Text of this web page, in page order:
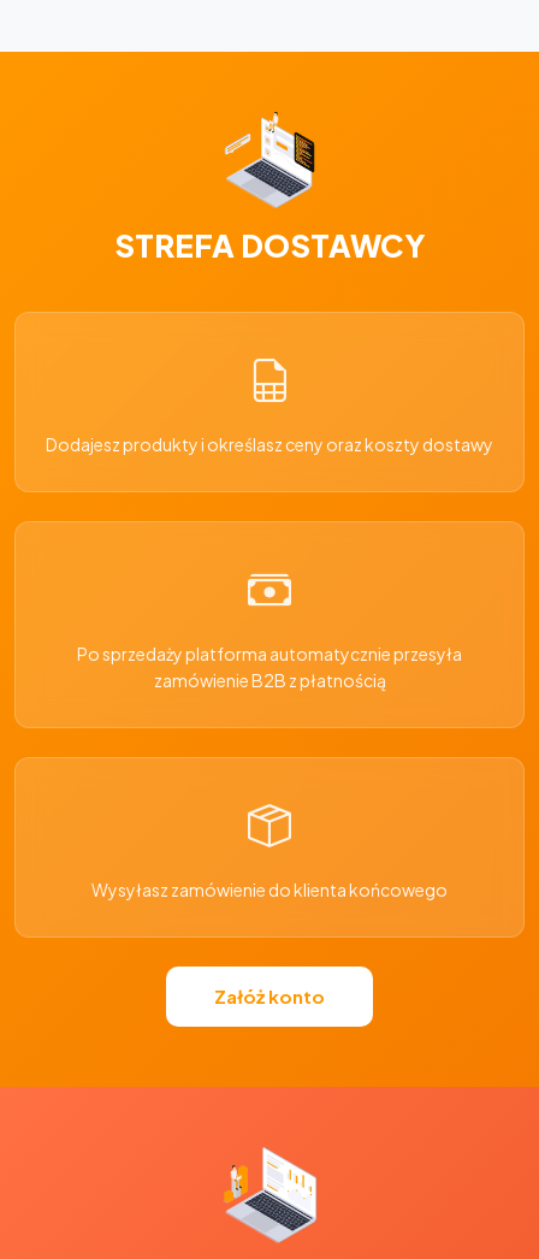
STREFA DOSTAWCY
Dodajesz produkty i określasz ceny oraz koszty dostawy
Po sprzedaży platforma automatycznie przesyła
zamówienie B2B z płatnością
Wysyłasz zamówienie do klienta końcowego
Załóż konto